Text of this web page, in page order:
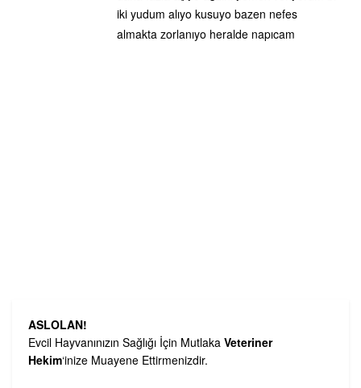
iki yudum alıyo kusuyo bazen nefes
almakta zorlanıyo heralde napıcam
ASLOLAN!
Evcil Hayvanınızın Sağlığı İçin Mutlaka Veteriner
Hekim‘inize Muayene Ettirmenizdir.